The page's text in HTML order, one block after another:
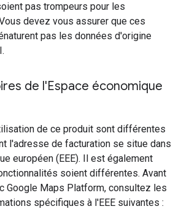
pas trompeurs pour les
devez vous assurer que ces
pas les données d'origine
de l'Espace économique
de ce produit sont différentes
l'adresse de facturation se situe dans
européen (EEE). Il est également
soient différentes. Avant
Google Maps Platform, consultez les
spécifiques à l'EEE suivantes :